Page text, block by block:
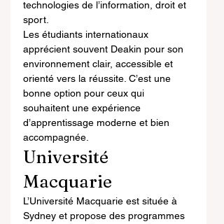
technologies de l’information, droit et
sport.
Les étudiants internationaux
apprécient souvent Deakin pour son
environnement clair, accessible et
orienté vers la réussite. C’est une
bonne option pour ceux qui
souhaitent une expérience
d’apprentissage moderne et bien
accompagnée.
Université
Macquarie
L’Université Macquarie est située à
Sydney et propose des programmes